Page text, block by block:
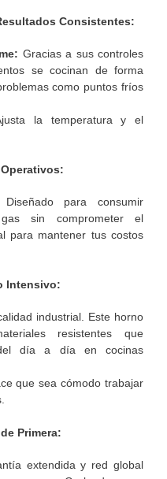
Consistentes:
Gracias a sus controles
se cocinan de forma
como puntos fríos
la temperatura y el
Diseñado para consumir
sin comprometer el
para mantener tus costos
Intensivo:
industrial. Este horno
resistentes que
día a día en cocinas
que sea cómodo trabajar
Primera:
extendida y red global